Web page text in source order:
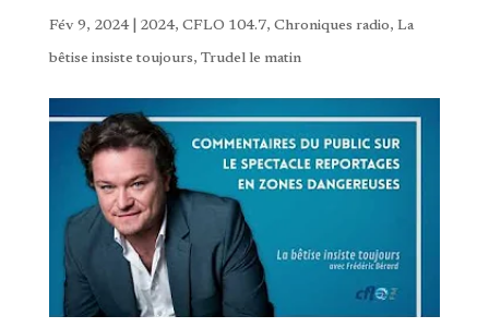
Fév 9, 2024| 2024, CFLO 104.7, Chroniques radio, La
bêtise insiste toujours, Trudel le matin